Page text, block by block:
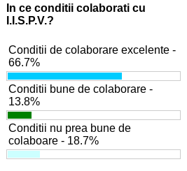
In ce conditii colaborati cu
I.I.S.P.V.?
Conditii de colaborare excelente -
66.7%
Conditii bune de colaborare -
13.8%
Conditii nu prea bune de
colaboare - 18.7%